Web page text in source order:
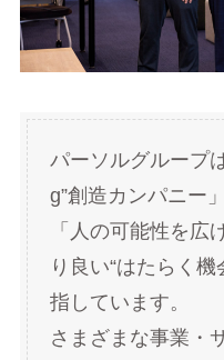
パーソルグループ
g”創造カンパニー
「人の可能性を広
り良い“はたらく
指しています。
さまざまな事業・